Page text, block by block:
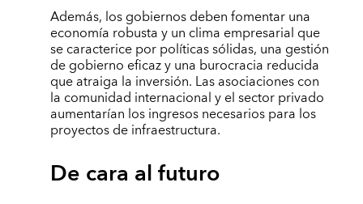
Además, los gobiernos deben fomentar una
economía robusta y un clima empresarial que
se caracterice por políticas sólidas, una gestión
de gobierno eficaz y una burocracia reducida
que atraiga la inversión. Las asociaciones con
la comunidad internacional y el sector privado
aumentarían los ingresos necesarios para los
proyectos de infraestructura.
De cara al futuro